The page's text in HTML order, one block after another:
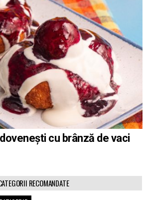
cu brânză de vaci
RECOMANDATE